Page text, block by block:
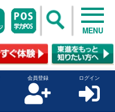
MENU
会員登録 ログイン